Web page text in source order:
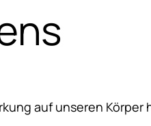
auf unseren Körper